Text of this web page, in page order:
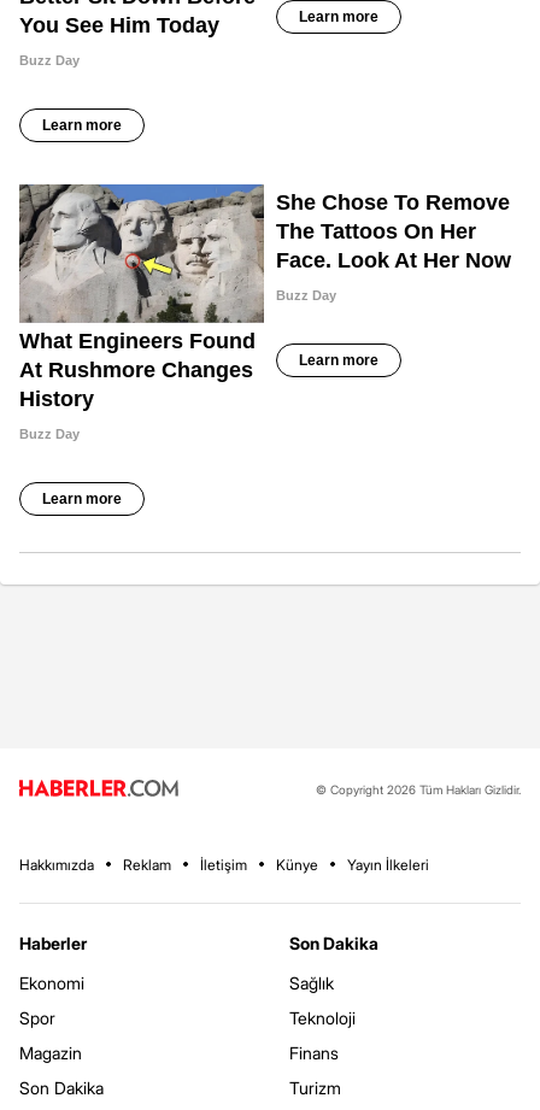
© Copyright 2026 Tüm Hakları Gizlidir.
Hakkımızda Reklam İletişim Künye Yayın İlkeleri
Haberler
Ekonomi
Spor
Magazin
Son Dakika
Son Dakika
Sağlık
Teknoloji
Finans
Turizm